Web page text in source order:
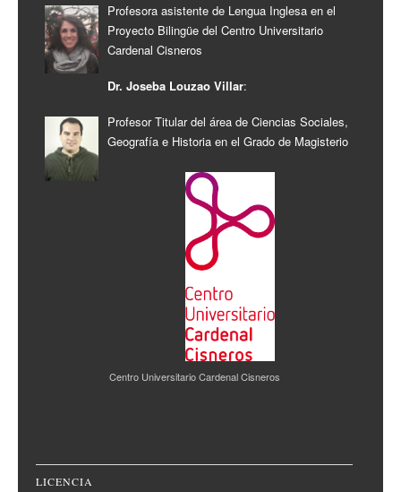
Profesora asistente de Lengua Inglesa en el
Proyecto Bilingüe del Centro Universitario
Cardenal Cisneros
Dr. Joseba Louzao Villar:
Profesor Titular del área de Ciencias Sociales,
Geografía e Historia en el Grado de Magisterio
Centro Universitario Cardenal Cisneros
LICENCIA